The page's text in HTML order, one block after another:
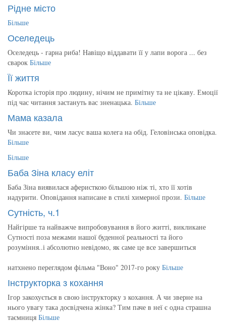
Рідне місто
Більше
Оселедець
Оселедець - гарна риба! Навіщо віддавати її у лапи ворога ... без
сварок Більше
Її життя
Коротка історія про людину, нічим не примітну та не цікаву. Емоції
під час читання застануть вас зненацька. Більше
Мама казала
Чи знаєете ви, чим ласує ваша колега на обід. Геловінська оповідка.
Більше
Більше
Баба Зіна класу еліт
Баба Зіна виявилася аферисткою більшою ніж ті, хто її хотів
надурити. Оповідання написане в стилі химерної прози. Більше
Сутність, ч.1
Найгірше та найважче випробовування в його житті, викликане
Сутності поза межами нашої буденної реальності та його
розуміння..і абсолютно невідомо, як саме це все завершиться
натхнено переглядом фільма "Воно" 2017-го року Більше
Інструкторка з кохання
Ігор закохується в свою інструкторку з кохання. А чи зверне на
нього увагу така досвідчена жінка? Тим паче в неї є одна страшна
таємниця Більше